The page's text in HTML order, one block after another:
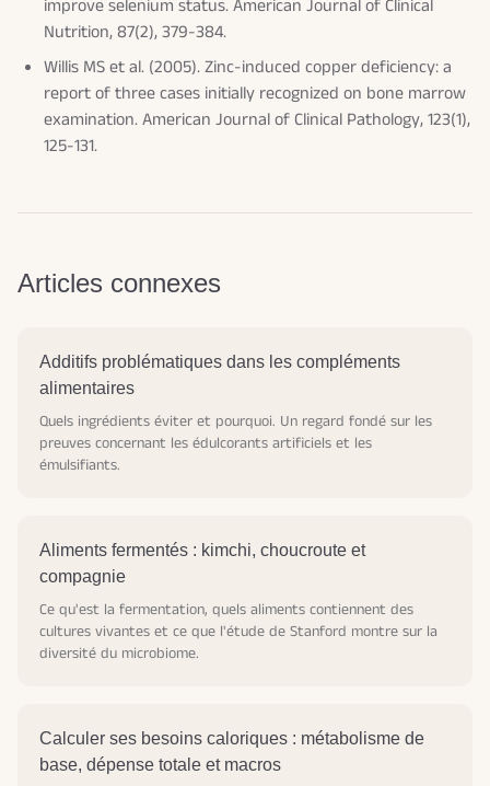
improve selenium status.American Journal of Clinical
Nutrition, 87(2), 379-384.
Willis MS et al. (2005). Zinc-induced copper deficiency: a
report of three cases initially recognized on bone marrow
examination.American Journal of Clinical Pathology, 123(1),
125-131.
Articles connexes
Additifs problématiques dans les compléments
alimentaires
Quels ingrédients éviter et pourquoi. Un regard fondé sur les
preuves concernant les édulcorants artificiels et les
émulsifiants.
Aliments fermentés : kimchi, choucroute et
compagnie
Ce qu'est la fermentation, quels aliments contiennent des
cultures vivantes et ce que l'étude de Stanford montre sur la
diversité du microbiome.
Calculer ses besoins caloriques : métabolisme de
base, dépense totale et macros